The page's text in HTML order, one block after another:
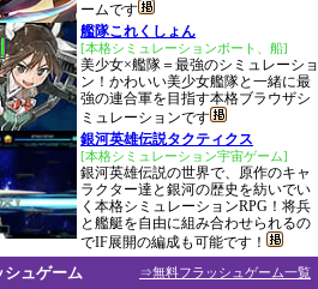
ームです
艦隊これくしょん
[本格シミュレーションボート、船]
美少女×艦隊＝最強のシミュレーショ
ン！かわいい美少女艦隊と一緒に最
強の連合軍を目指す本格ブラウザシ
ミュレーションです
銀河英雄伝説タクティクス
[本格シミュレーション宇宙ゲーム]
銀河英雄伝説の世界で、原作のキャ
ラクター達と銀河の歴史を紡いでい
く本格シミュレーションRPG！将兵
と艦艇を自由に組み合わせられるの
でIF展開の編成も可能です！
⇒無料フラッシュゲーム一覧
シュゲーム